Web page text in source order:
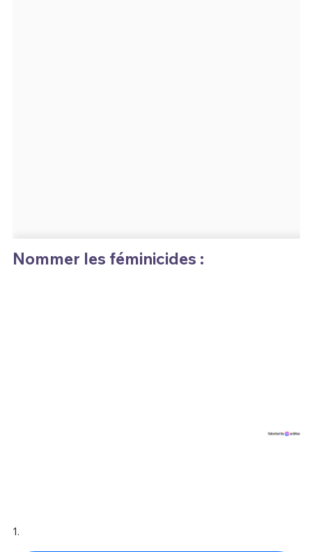
Nommer les féminicides :
1.